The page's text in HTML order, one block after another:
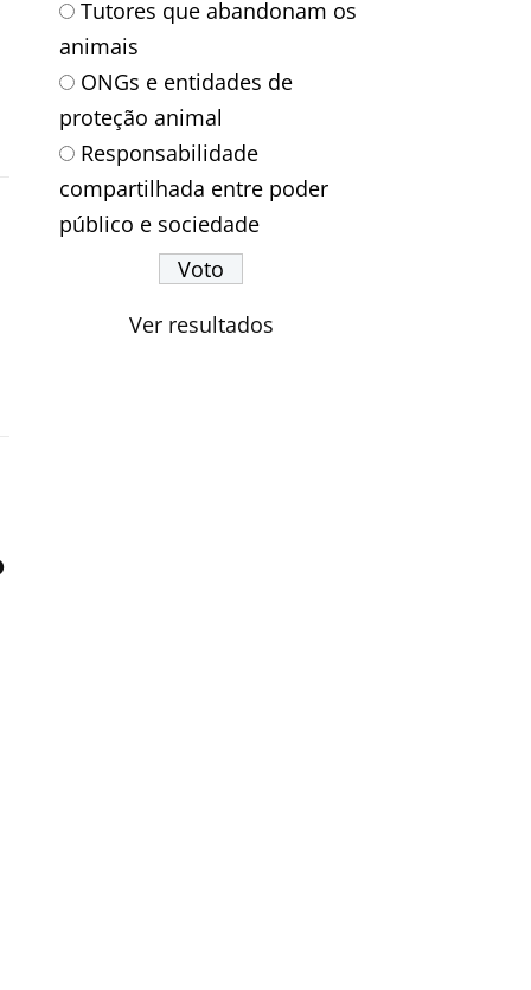
Tutores que abandonam os
animais
ONGs e entidades de
proteção animal
Responsabilidade
compartilhada entre poder
público e sociedade
Ver resultados